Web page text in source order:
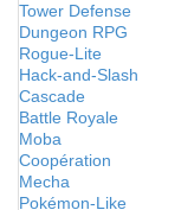
Tower Defense
Dungeon RPG
Rogue-Lite
Hack-and-Slash
Cascade
Battle Royale
Moba
Coopération
Mecha
Pokémon-Like